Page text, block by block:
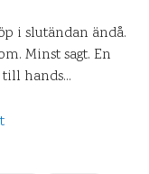
i slutändan ändå.
Minst sagt. En
till hands…